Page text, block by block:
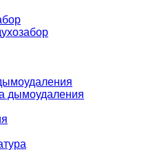
дымоудаления